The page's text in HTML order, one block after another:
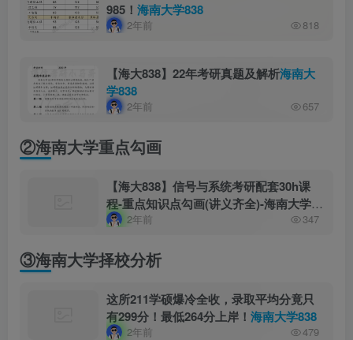
985！ 海南大学838
2年前 818
【海大838】22年考研真题及解析海南大
学838
2年前 657
②海南大学重点勾画
【海大838】信号与系统考研配套30h课
程-重点知识点勾画(讲义齐全)-海南大学
838 2年前 347
③海南大学择校分析
这所211学硕爆冷全收，录取平均分竟只
有299分！最低264分上岸！ 海南大学838
2年前 479